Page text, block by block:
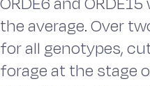
the average. Over
for all genotypes,
forage at the stage